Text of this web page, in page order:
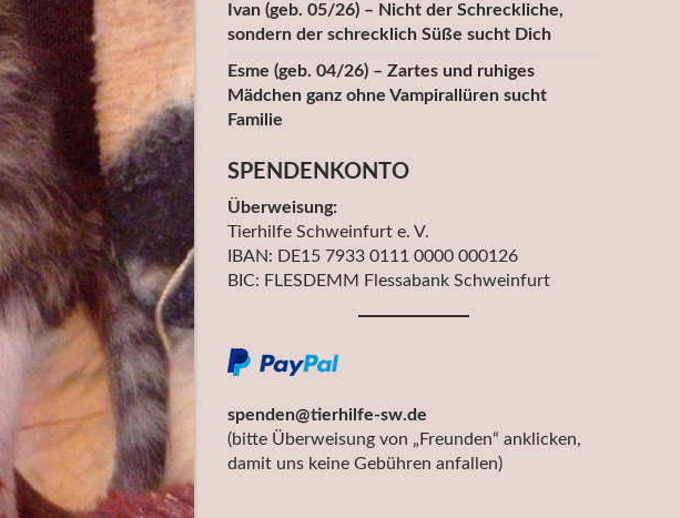
Ivan (geb. 05/26) – Nicht der Schreckliche,
sondern der schrecklich Süße sucht Dich
Esme (geb. 04/26) – Zartes und ruhiges
Mädchen ganz ohne Vampirallüren sucht
Familie
SPENDENKONTO
Überweisung:
Tierhilfe Schweinfurt e. V.
IBAN: DE15 7933 0111 0000 000126
BIC: FLESDEMM Flessabank Schweinfurt
spenden@tierhilfe-sw.de
(bitte Überweisung von „Freunden“ anklicken,
damit uns keine Gebühren anfallen)